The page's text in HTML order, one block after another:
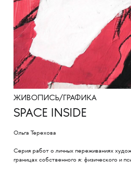
ЖИВОПИСЬ/ГРАФИКА
SPACE INSIDE
Ольга Терехова
Серия работ о личных переживаниях
границах собственного я: физического и